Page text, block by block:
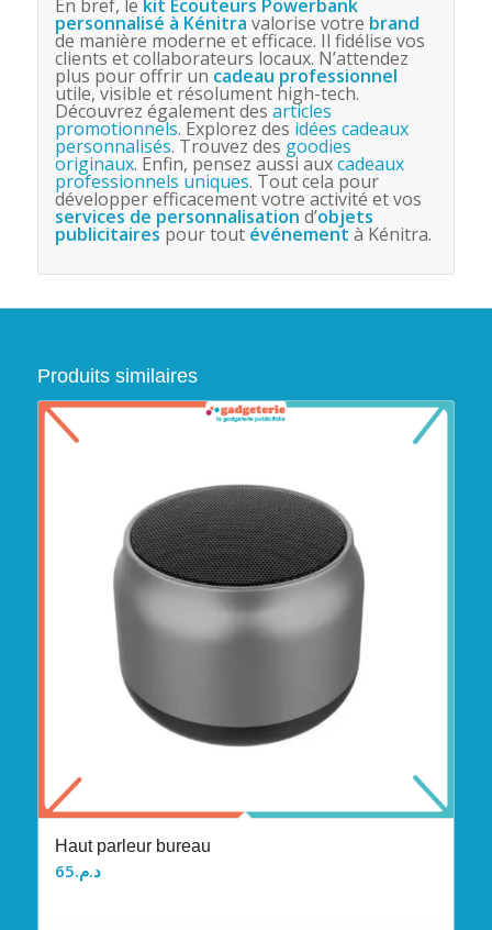
En bref, le kit Écouteurs Powerbank
personnalisé à Kénitra valorise votre brand
de manière moderne et efficace. Il fidélise vos
clients et collaborateurs locaux. N’attendez
plus pour offrir un cadeau professionnel
utile, visible et résolument high-tech.
Découvrez également des articles
promotionnels. Explorez des idées cadeaux
personnalisés. Trouvez des goodies
originaux. Enfin, pensez aussi auxcadeaux
professionnels uniques. Tout cela pour
développer efficacement votre activité et vos
services de personnalisation d’objets
publicitaires pour tout événement à Kénitra.
Produits similaires
Haut parleur bureau
د.م.65